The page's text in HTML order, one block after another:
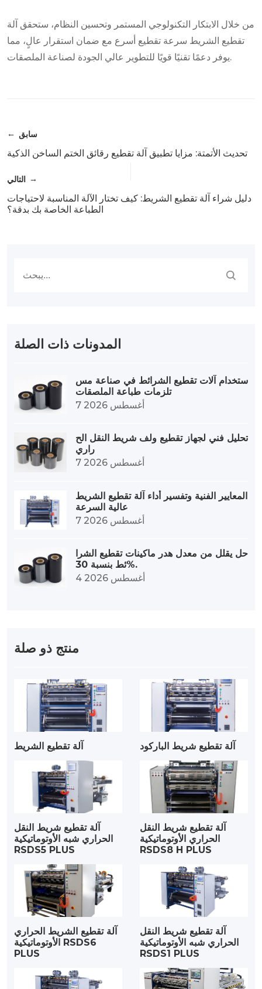
من خلال الابتكار التكنولوجي المستمر وتحسين النظام، ستحقق آلة
تقطيع الشريط سرعة تقطيع أسرع مع ضمان استقرار عالٍ، مما
يوفر دعمًا تقنيًا قويًا للتطوير عالي الجودة لصناعة الملصقات.
سابق
تحديث الأتمتة: مزايا تطبيق آلة تقطيع رقائق الختم الساخن الذكية
التالي
دليل شراء آلة تقطيع الشريط: كيف تختار الآلة المناسبة لاحتياجات
الطباعة الخاصة بك بدقة؟
المدونات ذات الصلة
استخدام آلات تقطيع الشرائط في صناعة مس
تلزمات طباعة الملصقات
7 أغسطس 2026
تحليل فني لجهاز تقطيع ولف شريط النقل الح
راري
7 أغسطس 2026
المعايير الفنية وتفسير أداء آلة تقطيع الشريط
عالية السرعة
7 أغسطس 2026
حل يقلل من معدل هدر ماكينات تقطيع الشرا
ئط بنسبة 30%.
4 أغسطس 2026
منتج ذو صلة
آلة تقطيع الشريط آلة تقطيع شريط الباركود
آلة تقطيع شريط النقل
الحراري شبه الأوتوماتيكية
RSDS5 PLUS
آلة تقطيع شريط النقل
الحراري الأوتوماتيكية
RSDS8 H PLUS
آلة تقطيع الشريط الحراري
الأوتوماتيكية RSDS6
PLUS
آلة تقطيع شريط النقل
الحراري شبه الأوتوماتيكية
RSDS1 PLUS